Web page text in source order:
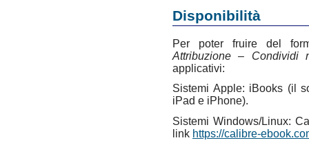
Disponibilità
Per poter fruire del
Attribuzione –
applicativi:
Sistemi Apple: iBooks (il
iPad e iPhone).
Sistemi Windows/Linux:
link https://calibre-